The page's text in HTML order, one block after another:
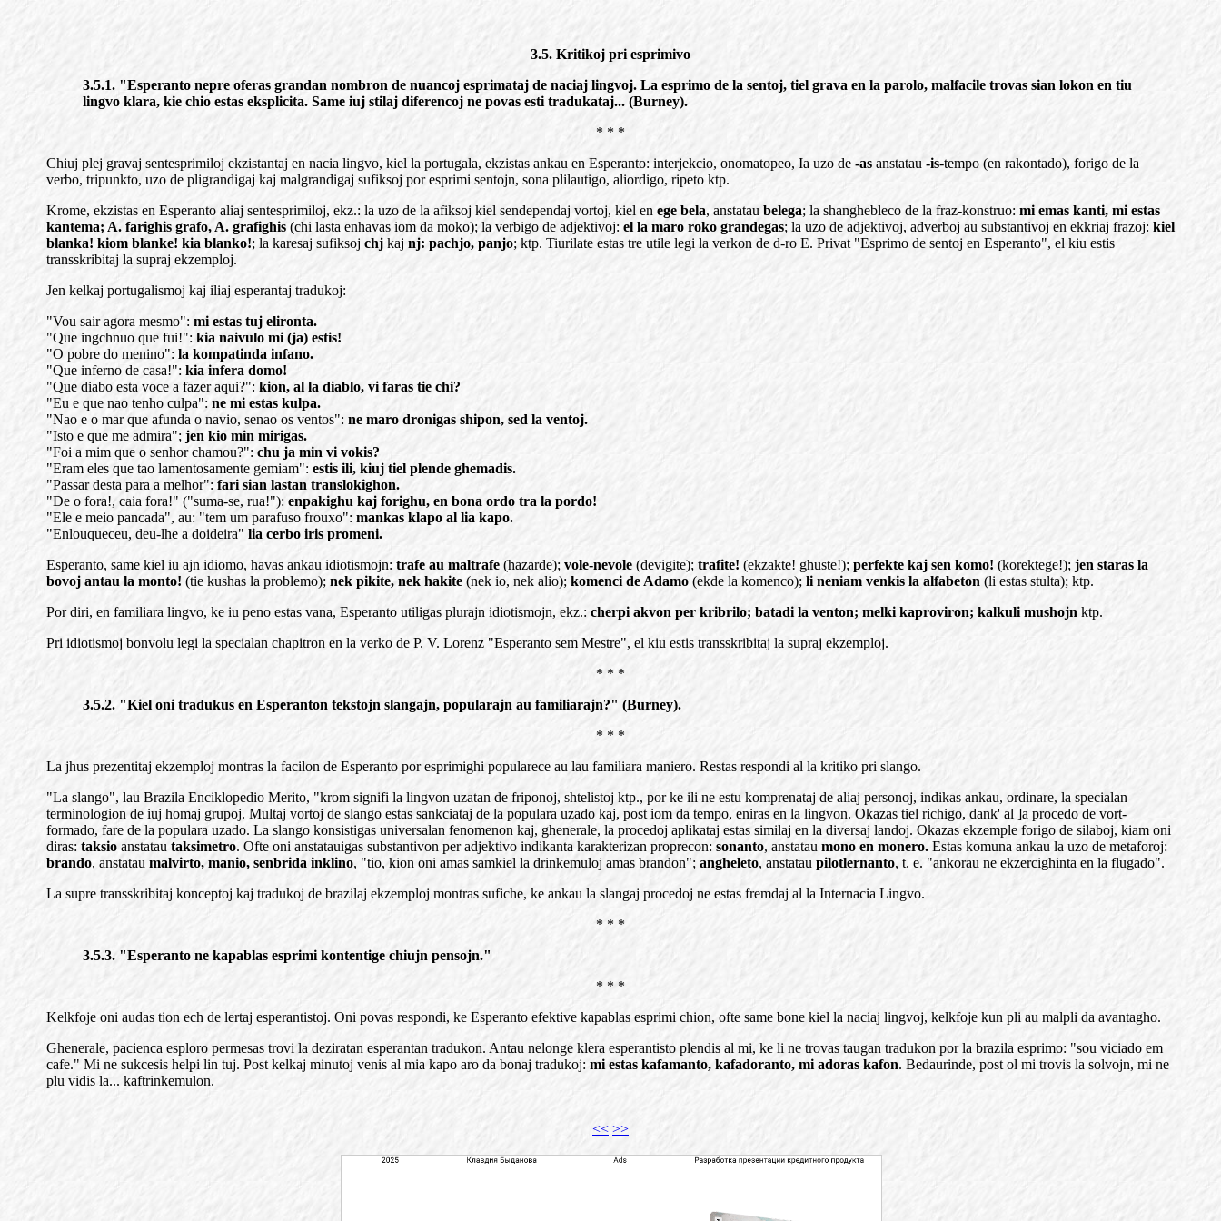
3.5. Kritikoj pri esprimivo
3.5.1. "Esperanto nepre oferas grandan nombron de nuancoj esprimataj de naciaj lingvoj. La esprimo de la sentoj, tiel grava en la parolo, malfacile trovas sian lokon en tiu
lingvo klara, kie chio estas eksplicita. Same iuj stilaj diferencoj ne povas esti tradukataj... (Burney).
* * *
Chiuj plej gravaj sentesprimiloj ekzistantaj en nacia lingvo, kiel la portugala, ekzistas ankau en Esperanto: interjekcio, onomatopeo, Ia uzo de -as anstatau -is-tempo (en rakontado), forigo de la
verbo, tripunkto, uzo de pligrandigaj kaj malgrandigaj sufiksoj por esprimi sentojn, sona plilautigo, aliordigo, ripeto ktp.
Krome, ekzistas en Esperanto aliaj sentesprimiloj, ekz.: la uzo de la afiksoj kiel sendependaj vortoj, kiel en ege bela, anstatau belega; la shanghebleco de la fraz-konstruo: mi emas kanti, mi estas
kantema; A. farighis grafo, A. grafighis (chi lasta enhavas iom da moko); la verbigo de adjektivoj: el la maro roko grandegas; la uzo de adjektivoj, adverboj au substantivoj en ekkriaj frazoj: kiel
blanka! kiom blanke! kia blanko!; la karesaj sufiksoj chj kaj nj: pachjo, panjo; ktp. Tiurilate estas tre utile legi la verkon de d-ro E. Privat "Esprimo de sentoj en Esperanto", el kiu estis
transskribitaj la supraj ekzemploj.
Jen kelkaj portugalismoj kaj iliaj esperantaj tradukoj:
"Vou sair agora mesmo": mi estas tuj elironta.
"Que ingchnuo que fui!": kia naivulo mi (ja) estis!
"O pobre do menino": la kompatinda infano.
"Que inferno de casa!": kia infera domo!
"Que diabo esta voce a fazer aqui?": kion, al la diablo, vi faras tie chi?
"Eu e que nao tenho culpa": ne mi estas kulpa.
"Nao e o mar que afunda o navio, senao os ventos": ne maro dronigas shipon, sed la ventoj.
"Isto e que me admira"; jen kio min mirigas.
"Foi a mim que o senhor chamou?": chu ja min vi vokis?
"Eram eles que tao lamentosamente gemiam": estis ili, kiuj tiel plende ghemadis.
"Passar desta para a melhor": fari sian lastan translokighon.
"De o fora!, caia fora!" ("suma-se, rua!"): enpakighu kaj forighu, en bona ordo tra la pordo!
"Ele e meio pancada", au: "tem um parafuso frouxo": mankas klapo al lia kapo.
"Enlouqueceu, deu-lhe a doideira" lia cerbo iris promeni.
Esperanto, same kiel iu ajn idiomo, havas ankau idiotismojn: trafe au maltrafe (hazarde); vole-nevole (devigite); trafite! (ekzakte! ghuste!); perfekte kaj sen komo! (korektege!); jen staras la
bovoj antau la monto! (tie kushas la problemo); nek pikite, nek hakite (nek io, nek alio); komenci de Adamo (ekde la komenco); li neniam venkis la alfabeton (li estas stulta); ktp.
Por diri, en familiara lingvo, ke iu peno estas vana, Esperanto utiligas plurajn idiotismojn, ekz.: cherpi akvon per kribrilo; batadi la venton; melki kaproviron; kalkuli mushojn ktp.
Pri idiotismoj bonvolu legi la specialan chapitron en la verko de P. V. Lorenz "Esperanto sem Mestre", el kiu estis transskribitaj la supraj ekzemploj.
* * *
3.5.2. "Kiel oni tradukus en Esperanton tekstojn slangajn, popularajn au familiarajn?" (Burney).
* * *
La jhus prezentitaj ekzemploj montras la facilon de Esperanto por esprimighi popularece au lau familiara maniero. Restas respondi al la kritiko pri slango.
"La slango", lau Brazila Enciklopedio Merito, "krom signifi la lingvon uzatan de friponoj, shtelistoj ktp., por ke ili ne estu komprenataj de aliaj personoj, indikas ankau, ordinare, la specialan
terminologion de iuj homaj grupoj. Multaj vortoj de slango estas sankciataj de la populara uzado kaj, post iom da tempo, eniras en la lingvon. Okazas tiel richigo, dank' al ]a procedo de vort-
formado, fare de la populara uzado. La slango konsistigas universalan fenomenon kaj, ghenerale, la procedoj aplikataj estas similaj en la diversaj landoj. Okazas ekzemple forigo de silaboj, kiam oni
diras: taksio anstatau taksimetro. Ofte oni anstatauigas substantivon per adjektivo indikanta karakterizan proprecon: sonanto, anstatau mono en monero. Estas komuna ankau la uzo de metaforoj:
brando, anstatau malvirto, manio, senbrida inklino, "tio, kion oni amas samkiel la drinkemuloj amas brandon"; angheleto, anstatau pilotlernanto, t. e. "ankorau ne ekzercighinta en la flugado".
La supre transskribitaj konceptoj kaj tradukoj de brazilaj ekzemploj montras sufiche, ke ankau la slangaj procedoj ne estas fremdaj al la Internacia Lingvo.
* * *
3.5.3. "Esperanto ne kapablas esprimi kontentige chiujn pensojn."
* * *
Kelkfoje oni audas tion ech de lertaj esperantistoj. Oni povas respondi, ke Esperanto efektive kapablas esprimi chion, ofte same bone kiel la naciaj lingvoj, kelkfoje kun pli au malpli da avantagho.
Ghenerale, pacienca esploro permesas trovi la deziratan esperantan tradukon. Antau nelonge klera esperantisto plendis al mi, ke li ne trovas taugan tradukon por la brazila esprimo: "sou viciado em
cafe." Mi ne sukcesis helpi lin tuj. Post kelkaj minutoj venis al mia kapo aro da bonaj tradukoj: mi estas kafamanto, kafadoranto, mi adoras kafon. Bedaurinde, post ol mi trovis la solvojn, mi ne
plu vidis la... kaftrinkemulon.
<< >>